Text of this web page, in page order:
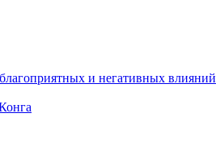
и негативных влияний